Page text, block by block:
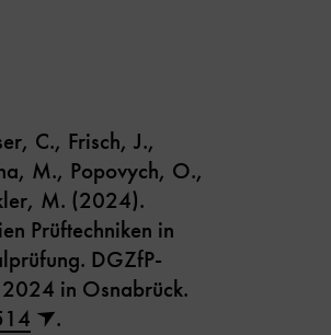
C., Frisch, J.,
M., Popovych, O.,
M. (2024).
Prüftechniken in
DGZfP-
in Osnabrück.
.